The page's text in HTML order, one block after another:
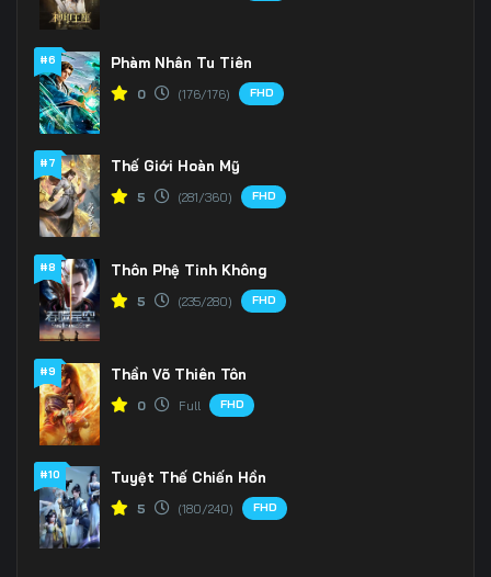
#6 Phàm Nhân Tu Tiên
0 (176/176) FHD
#7 Thế Giới Hoàn Mỹ
5 (281/360) FHD
#8 Thôn Phệ Tinh Không
5 (235/280) FHD
#9 Thần Võ Thiên Tôn
0 Full FHD
#10 Tuyệt Thế Chiến Hồn
5 (180/240) FHD